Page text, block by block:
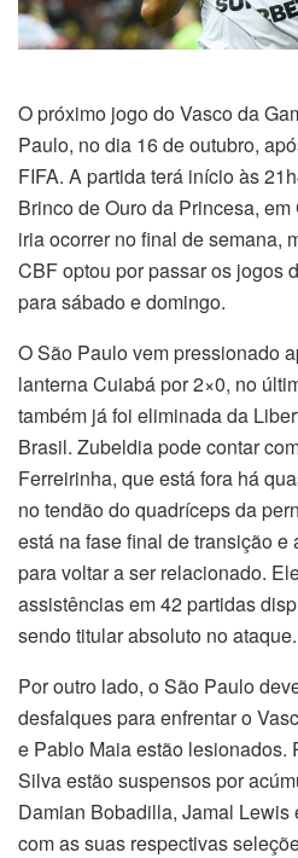
O próximo jogo do Vasco da
Paulo, no dia 16 de outubro,
FIFA. A partida terá início às
Brinco de Ouro da Princesa,
iria ocorrer no final de semana,
CBF optou por passar os jogos
para sábado e domingo.
O São Paulo vem pressionado
lanterna Cuiabá por 2×0, no
também já foi eliminada da
Brasil. Zubeldia pode contar
Ferreirinha, que está fora há
no tendão do quadríceps da
está na fase final de transição e
para voltar a ser relacionado.
assistências em 42 partidas
sendo titular absoluto no ataque.
Por outro lado, o São Paulo
desfalques para enfrentar o
e Pablo Maia estão lesionados.
Silva estão suspensos por
Damian Bobadilla, Jamal
com as suas respectivas